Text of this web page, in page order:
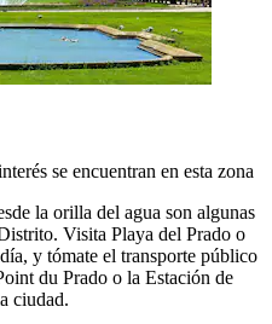
se encuentran en esta zona
la orilla del agua son algunas
Visita Playa del Prado o
y tómate el transporte público
du Prado o la Estación de
ciudad.